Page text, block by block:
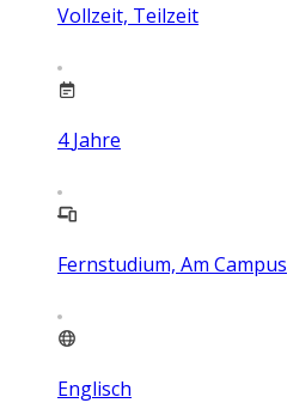
Vollzeit, Teilzeit
4 Jahre
Fernstudium, Am Campus
Englisch